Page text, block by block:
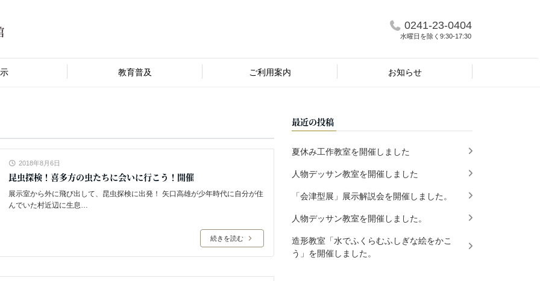
0241-23-0404
水曜日を除く9:30-17:30
教育普及 ご利用案内 お知らせ
2018年8月6日
昆虫探検！喜多方の虫たちに会いに行こう！開催
展示室から外に飛び出して、昆虫探検に出発！ 矢口高雄が少年時代に自分が住
んでいた村近辺に生息…
続きを読む
最近の投稿
夏休み工作教室を開催しました
人物デッサン教室を開催しました
「会津型展」展示解説会を開催しました。
人物デッサン教室を開催しました。
造形教室「水でふくらむふしぎな絵をかこ
う」を開催しました。